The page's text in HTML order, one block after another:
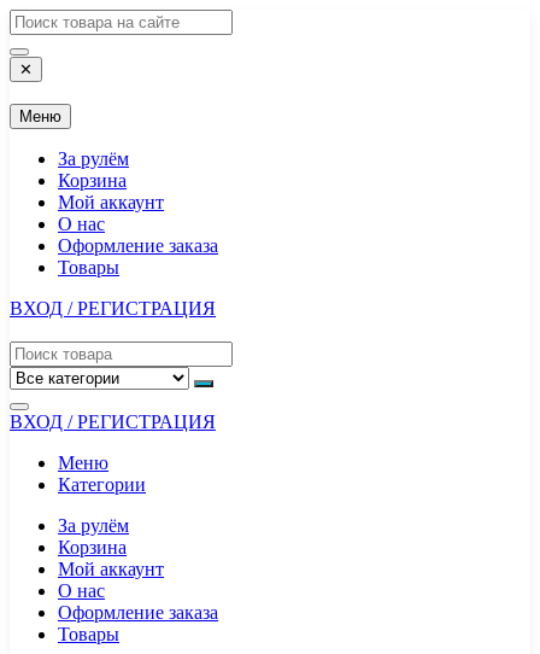
Перейти
к
содержимому
✕
Меню
За рулём
Корзина
Мой аккаунт
О нас
Оформление заказа
Товары
ВХОД / РЕГИСТРАЦИЯ
ВХОД / РЕГИСТРАЦИЯ
Меню
Категории
За рулём
Корзина
Мой аккаунт
О нас
Оформление заказа
Товары